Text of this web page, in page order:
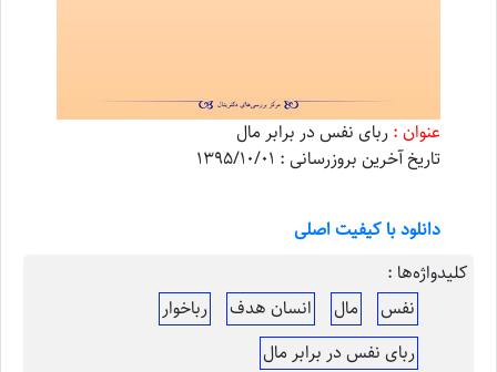
عنوان : ربای نفس در برابر مال
تاریخ آخرین بروزرسانی : 1395/10/01
دانلود با کیفیت اصلی
کلیدواژه‌ها :
نفس
مال انسان هدف
رباخوار
ربای نفس در برابر مال